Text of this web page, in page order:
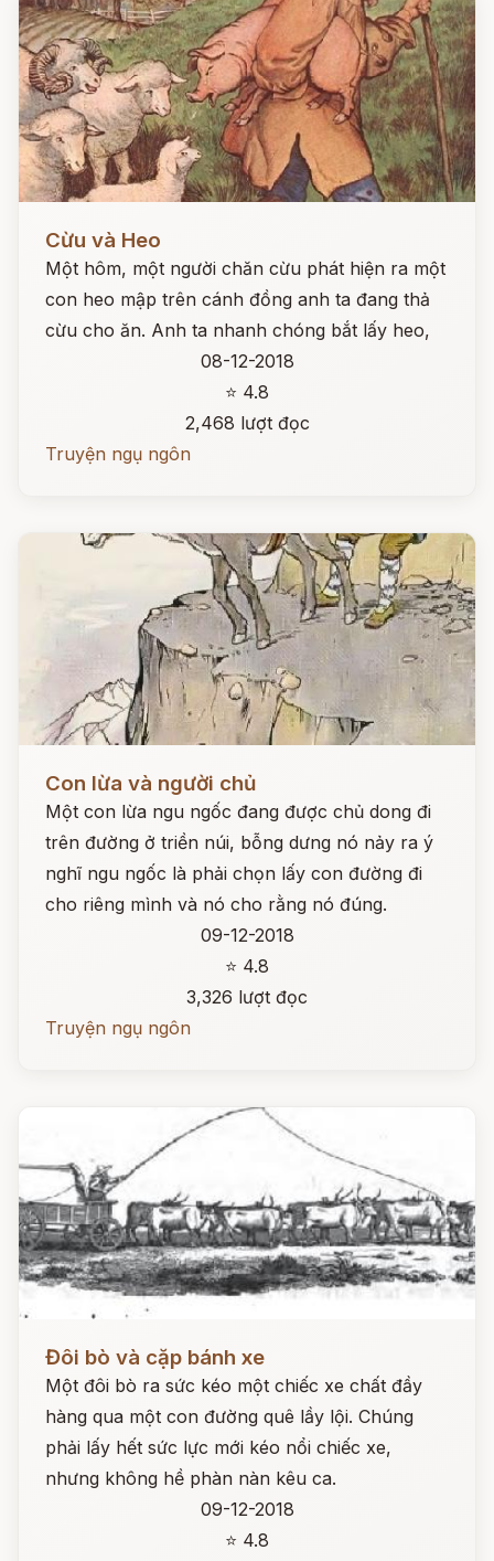
Cừu và Heo
Một hôm, một người chăn cừu phát hiện ra một
con heo mập trên cánh đồng anh ta đang thả
cừu cho ăn. Anh ta nhanh chóng bắt lấy heo,
08-12-2018
⭐ 4.8
2,468 lượt đọc
Truyện ngụ ngôn
Con lừa và người chủ
Một con lừa ngu ngốc đang được chủ dong đi
trên đường ở triền núi, bỗng dưng nó nảy ra ý
nghĩ ngu ngốc là phải chọn lấy con đường đi
cho riêng mình và nó cho rằng nó đúng.
09-12-2018
⭐ 4.8
3,326 lượt đọc
Truyện ngụ ngôn
Đôi bò và cặp bánh xe
Một đôi bò ra sức kéo một chiếc xe chất đầy
hàng qua một con đường quê lầy lội. Chúng
phải lấy hết sức lực mới kéo nổi chiếc xe,
nhưng không hề phàn nàn kêu ca.
09-12-2018
⭐ 4.8